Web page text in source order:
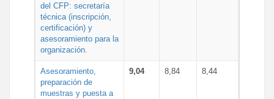
del CFP: secretaría
técnica (inscripción,
certificación) y
asesoramiento para la
organización.
Asesoramiento,
preparación de
muestras y puesta a
9,04 8,84 8,44